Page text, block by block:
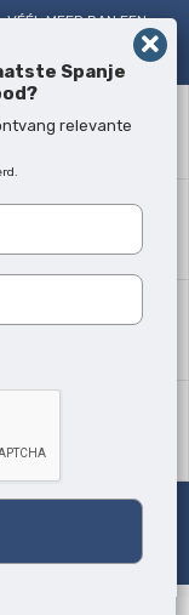
VÉÉL MEER DAN EEN
Spanje
relevante